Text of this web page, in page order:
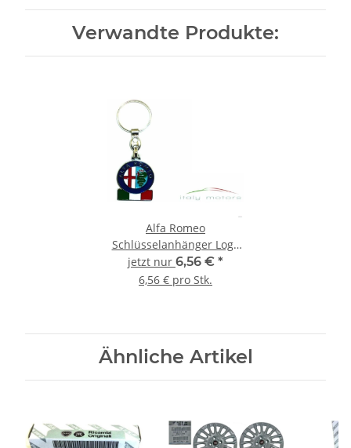
Verwandte Produkte:
Alfa Romeo
Schlüsselanhänger Logo
Tricolore Fanartikel
Accessoir NEU
jetzt nur 6,56 € *
6,56 € pro Stk.
Ähnliche Artikel